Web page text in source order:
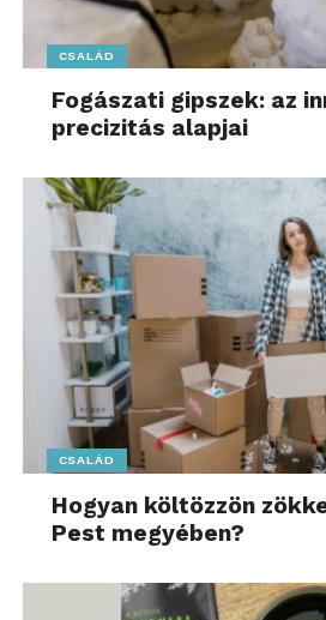
CSALÁD
Fogászati gipszek: az
precizitás alapjai
CSALÁD
Hogyan költözzön
Pest megyében?